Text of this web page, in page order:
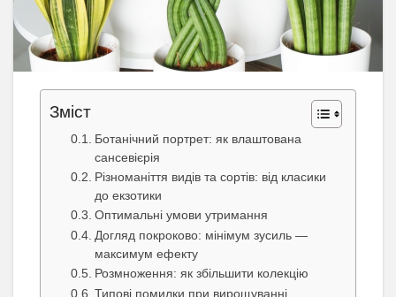
Зміст
Ботанічний портрет: як влаштована
сансевієрія
Різноманіття видів та сортів: від класики
до екзотики
Оптимальні умови утримання
Догляд покроково: мінімум зусиль —
максимум ефекту
Розмноження: як збільшити колекцію
Типові помилки при вирощуванні